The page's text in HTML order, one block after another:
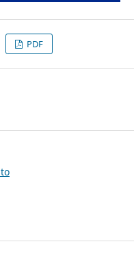
PDF